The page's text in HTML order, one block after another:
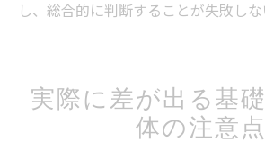
し、総合的に判断することが失敗しな
実際に差が出る基
体の注意点